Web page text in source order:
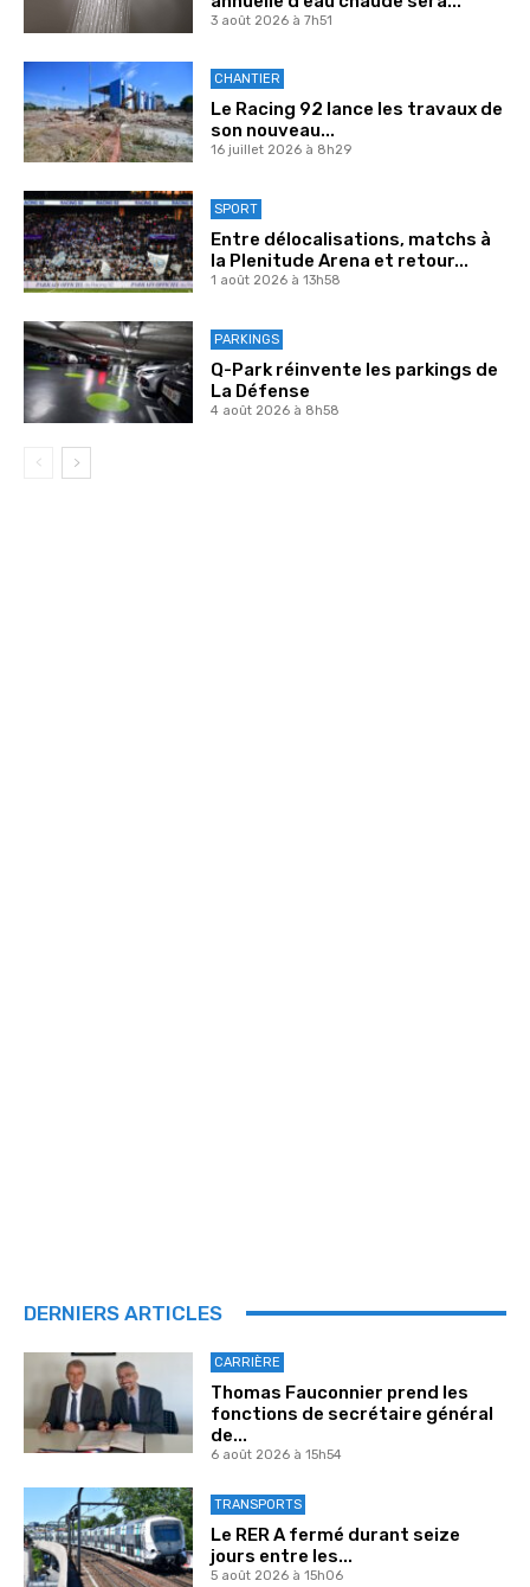
3 août 2026 à 7h51
CHANTIER
Le Racing 92 lance les travaux de
son nouveau...
16 juillet 2026 à 8h29
SPORT
Entre délocalisations, matchs à
la Plenitude Arena et retour...
1 août 2026 à 13h58
PARKINGS
Q-Park réinvente les parkings de
La Défense
4 août 2026 à 8h58
DERNIERS ARTICLES
CARRIÈRE
Thomas Fauconnier prend les
fonctions de secrétaire général
de...
6 août 2026 à 15h54
TRANSPORTS
Le RER A fermé durant seize
jours entre les...
5 août 2026 à 15h06